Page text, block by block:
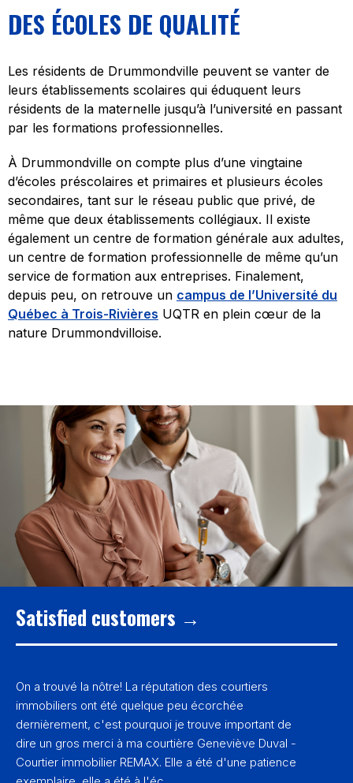
DES ÉCOLES DE QUALITÉ
Les résidents de Drummondville peuvent se vanter de
leurs établissements scolaires qui éduquent leurs
résidents de la maternelle jusqu’à l’université en passant
par les formations professionnelles.
À Drummondville on compte plus d’une vingtaine
d’écoles préscolaires et primaires et plusieurs écoles
secondaires, tant sur le réseau public que privé, de
même que deux établissements collégiaux. Il existe
également un centre de formation générale aux adultes,
un centre de formation professionnelle de même qu’un
service de formation aux entreprises. Finalement,
depuis peu, on retrouve un campus de l’Université du
Québec à Trois-Rivières UQTR en plein cœur de la
nature Drummondvilloise.
Satisfied customers →
On a trouvé la nôtre! La réputation des courtiers
immobiliers ont été quelque peu écorchée
dernièrement, c'est pourquoi je trouve important de
dire un gros merci à ma courtière Geneviève Duval -
Courtier immobilier REMAX. Elle a été d'une patience